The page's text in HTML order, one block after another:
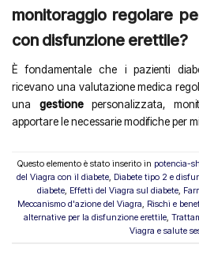
monitoraggio regolare
con disfunzione erettile?
È fondamentale che i pazienti
ricevano una valutazione medica
una gestionepersonalizzata,
apportare le necessarie modifiche per
Questo elemento è stato inserito in potencia-
del Viagra con il diabete, Diabete tipo 2 e
diabete, Effetti del Viagra sul diabete,
Meccanismo d'azione del Viagra Rischi e
alternative per la disfunzione erettile
Viagra e salute